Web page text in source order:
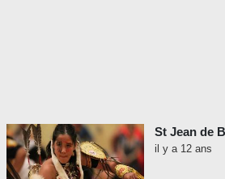
St Jean de
il y a 12 ans